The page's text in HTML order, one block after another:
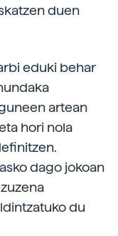
duen
eduki behar
artean
hori nola
dago jokoan
du